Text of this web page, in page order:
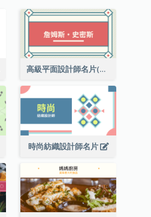
高級平面設計師名片(附工作室地址)
時尚紡織設計師名片